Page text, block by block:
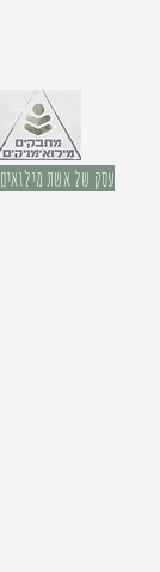
עסק של אשת מילואים